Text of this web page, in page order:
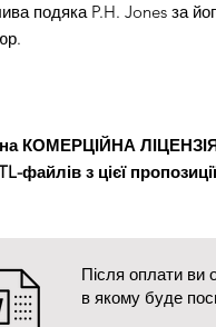
подяка P.H. Jones за
КОМЕРЦІЙНА ЛІЦЕНЗІЯ
файлів з цієї
Після оплати ви
в якому буде